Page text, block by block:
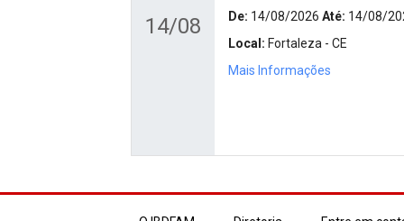
14/08 De: 14/08/2026 Até: 14/08/
Local: Fortaleza - CE
Mais Informações